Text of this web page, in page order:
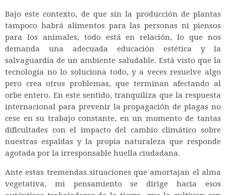
Bajo este contexto, de que sin la producción de plantas
tampoco habrá alimentos para las personas ni piensos
para los animales, todo está en relación, lo que nos
demanda una adecuada educación estética y la
salvaguardia de un ambiente saludable. Está visto que la
tecnología no lo soluciona todo, y a veces resuelve algo
pero crea otros problemas, que terminan afectando al
orbe entero. En este sentido, tranquiliza que la respuesta
internacional para prevenir la propagación de plagas no
cese en su trabajo constante, en un momento de tantas
dificultades con el impacto del cambio climático sobre
nuestras espaldas y la propia naturaleza que responde
agotada por la irresponsable huella ciudadana.
Ante estas tremendas situaciones que amortajan el alma
vegetativa, mi pensamiento se dirige hacia esos